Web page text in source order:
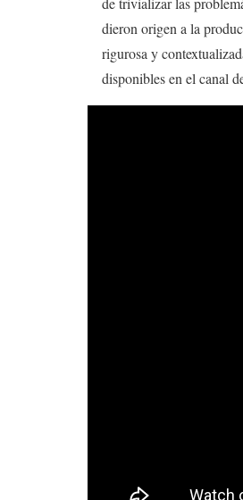
dieron origen a la
rigurosa y
disponibles en el canal